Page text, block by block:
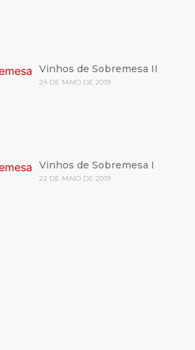
Vinhos de Sobremesa II
24 DE MAIO DE 2019
Vinhos de Sobremesa I
22 DE MAIO DE 2019